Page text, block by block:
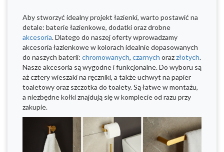
Aby stworzyć idealny projekt łazienki, warto postawić na
detale: baterie łazienkowe, dodatki oraz drobne
akcesoria. Dlatego do naszej oferty wprowadzamy
akcesoria łazienkowe w kolorach idealnie dopasowanych
do naszych baterii: chromowanych, czarnych orazzłotych.
Nasze akcesoria są wygodne i funkcjonalne. Do wyboru są
aż cztery wieszaki na ręczniki, a także uchwyt na papier
toaletowy oraz szczotka do toalety. Są łatwe w montażu,
a niezbędne kołki znajdują się w komplecie od razu przy
zakupie.